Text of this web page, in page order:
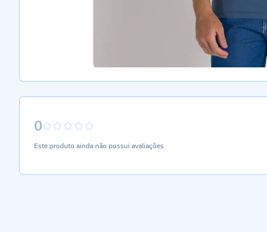
0
Este produto ainda não possui avaliações